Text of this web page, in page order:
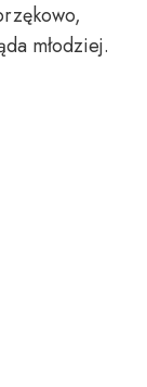
młodziej.